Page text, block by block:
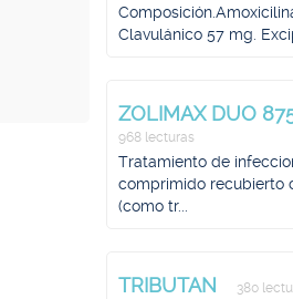
Clavulánico 57 mg.
ZOLIMAX DUO
968 lecturas
Tratamiento de
comprimido recubierto
(como tr...
TRIBUTAN 380